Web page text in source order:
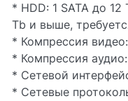
* HDD: 1 SATA до
Tb и выше,
* Компрессия
* Компрессия аудио:
* Сетевой
* Сетевые